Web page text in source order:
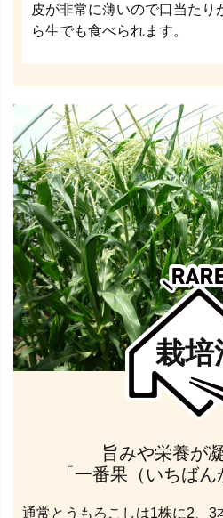
皮が非常に薄いので口当たり
ら生でも食べられます。
栽培
旨みや栄養が
「一番果（いちば
通常とうもろこしは1株に2、3